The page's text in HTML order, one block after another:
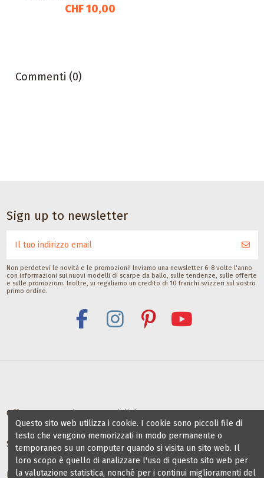
CHF 10,00
per piedi con seta
CHF 11,00
CHF 8,00
Deodorante di
30ML
CHF 9,00
Commenti (0)
Sign up to newsletter
Non perdetevi le novità e le promozioni! Inviamo una newsletter 6-8 volte l'anno
con informazioni sui nuovi modelli di scarpe da ballo, sulle tendenze, sulle offerte
e sulle promozioni. Inoltre, vi regaliamo un credito di 10 franchi svizzeri sul vostro
primo ordine.
Offerte per scuole e maestri di danza
Scuole di ballo partner
Informazioni
Questo sito web utilizza i cookie. I cookie sono piccoli file di
testo che vengono memorizzati in modo permanente o
temporaneo su un computer quando si visita un sito web. Il
loro scopo è quello di analizzare l'uso di questo sito web per
la valutazione statistica, nonché per i continui miglioramenti del